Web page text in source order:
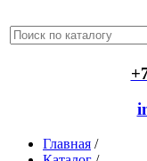
Главная /